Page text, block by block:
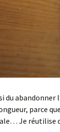
du
parce
Je réutilise